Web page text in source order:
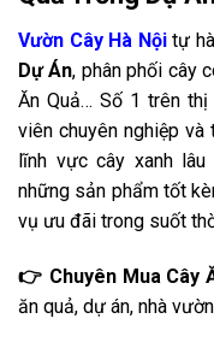
Vườn Cây Hà Nộitự
Dự Án, phân phối cây
Ăn Quả… Số 1 trên
viên chuyên nghiệp
lĩnh vực cây xanh
những sản phẩm tốt
vụ ưu đãi trong suốt
👉 Chuyên Mua Cây
ăn quả, dự án, nhà